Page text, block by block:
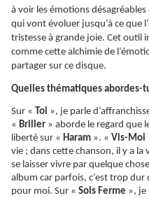
à voir les émotions
qui vont évoluer jusqu’à ce que
tristesse à grande joie. Cet outil
comme cette alchimie de
partager sur ce disque.
Quelles thématiques abordes-
Sur « Toi », je parle
« Briller » aborde le regard que
liberté sur « Haram ». « Vis-Moi
vie ; dans cette chanson, il y a
se laisser vivre par quelque
album car parfois, c’est trop
pour moi. Sur « Sois Ferme », je